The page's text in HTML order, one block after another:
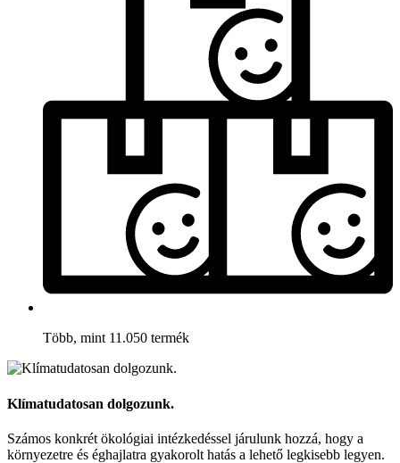
Több, mint 11.050 termék
Klímatudatosan dolgozunk.
Számos konkrét ökológiai intézkedéssel járulunk hozzá, hogy a
környezetre és éghajlatra gyakorolt hatás a lehető legkisebb legyen.